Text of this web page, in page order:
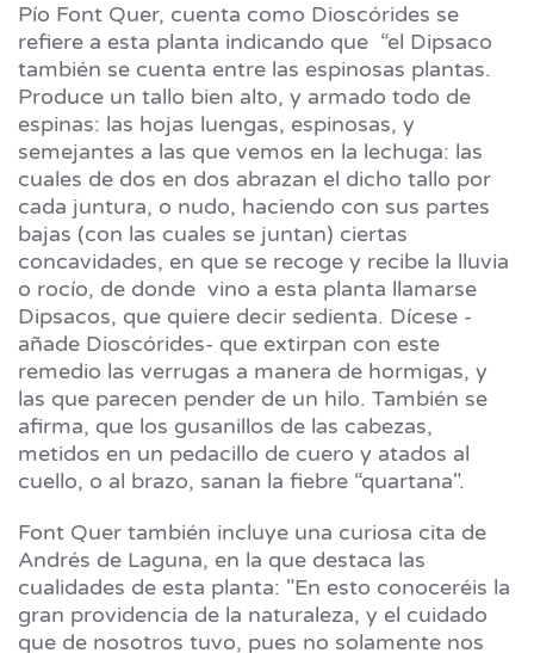
Pío Font Quer, cuenta como Dioscórides se
refiere a esta planta indicando que “el Dipsaco
también se cuenta entre las espinosas plantas.
Produce un tallo bien alto, y armado todo de
espinas: las hojas luengas, espinosas, y
semejantes a las que vemos en la lechuga: las
cuales de dos en dos abrazan el dicho tallo por
cada juntura, o nudo, haciendo con sus partes
bajas (con las cuales se juntan) ciertas
concavidades, en que se recoge y recibe la lluvia
o rocío, de donde vino a esta planta llamarse
Dipsacos, que quiere decir sedienta. Dícese -
añade Dioscórides- que extirpan con este
remedio las verrugas a manera de hormigas, y
las que parecen pender de un hilo. También se
afirma, que los gusanillos de las cabezas,
metidos en un pedacillo de cuero y atados al
cuello, o al brazo, sanan la fiebre “quartana".
Font Quer también incluye una curiosa cita de
Andrés de Laguna, en la que destaca las
cualidades de esta planta: "En esto conoceréis la
gran providencia de la naturaleza, y el cuidado
que de nosotros tuvo, pues no solamente nos